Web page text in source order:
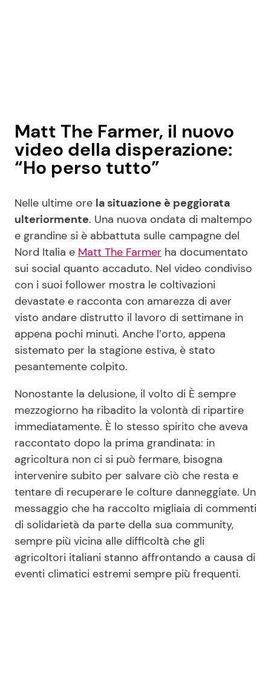
Matt The Farmer, il nuovo
video della disperazione:
“Ho perso tutto”
Nelle ultime ore la situazione è peggiorata
ulteriormente. Una nuova ondata di maltempo
e grandine si è abbattuta sulle campagne del
Nord Italia e Matt The Farmer ha documentato
sui social quanto accaduto. Nel video condiviso
con i suoi follower mostra le coltivazioni
devastate e racconta con amarezza di aver
visto andare distrutto il lavoro di settimane in
appena pochi minuti. Anche l’orto, appena
sistemato per la stagione estiva, è stato
pesantemente colpito.
Nonostante la delusione, il volto di È sempre
mezzogiorno ha ribadito la volontà di ripartire
immediatamente. È lo stesso spirito che aveva
raccontato dopo la prima grandinata: in
agricoltura non ci si può fermare, bisogna
intervenire subito per salvare ciò che resta e
tentare di recuperare le colture danneggiate. Un
messaggio che ha raccolto migliaia di commenti
di solidarietà da parte della sua community,
sempre più vicina alle difficoltà che gli
agricoltori italiani stanno affrontando a causa di
eventi climatici estremi sempre più frequenti.